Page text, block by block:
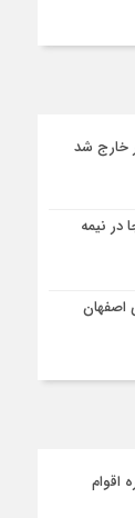
در نیمه
اقوام